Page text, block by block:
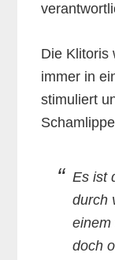
Die Klitoris
immer in
stimuliert
Es ist
durch
einem
doch